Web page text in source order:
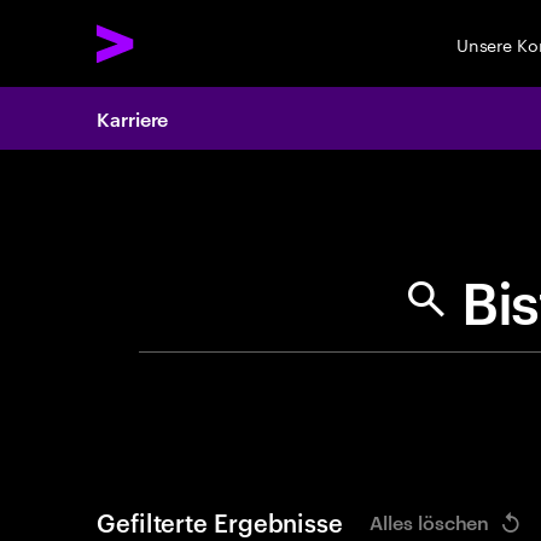
Unsere
Karriere
Gefilterte Ergebnisse Alles löschen